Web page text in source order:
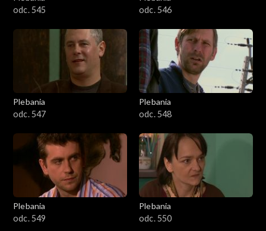
odc. 545
odc. 546
Plebania
odc. 547
Plebania
odc. 548
Plebania
odc. 549
Plebania
odc. 550